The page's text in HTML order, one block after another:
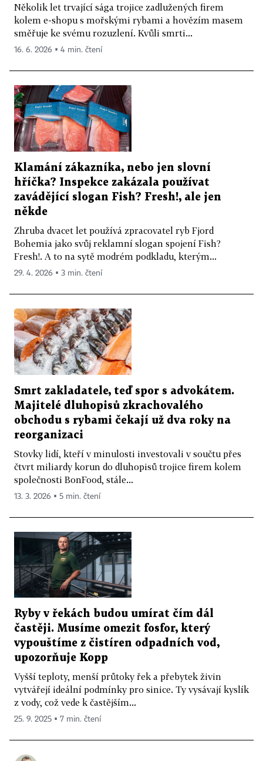
Několik let trvající sága trojice zadlužených firem
kolem e-shopu s mořskými rybami a hovězím masem
směřuje ke svému rozuzlení. Kvůli smrti...
16. 6. 2026 ▪ 4 min. čtení
Klamání zákazníka, nebo jen slovní
hříčka? Inspekce zakázala používat
zavádějící slogan Fish? Fresh!, ale jen
někde
Zhruba dvacet let používá zpracovatel ryb Fjord
Bohemia jako svůj reklamní slogan spojení Fish?
Fresh!. A to na sytě modrém podkladu, kterým...
29. 4. 2026 ▪ 3 min. čtení
Smrt zakladatele, teď spor s advokátem.
Majitelé dluhopisů zkrachovalého
obchodu s rybami čekají už dva roky na
reorganizaci
Stovky lidí, kteří v minulosti investovali v součtu přes
čtvrt miliardy korun do dluhopisů trojice firem kolem
společnosti BonFood, stále...
13. 3. 2026 ▪ 5 min. čtení
Ryby v řekách budou umírat čím dál
častěji. Musíme omezit fosfor, který
vypouštíme z čistíren odpadních vod,
upozorňuje Kopp
Vyšší teploty, menší průtoky řek a přebytek živin
vytvářejí ideální podmínky pro sinice. Ty vysávají kyslík
z vody, což vede k častějším...
25. 9. 2025 ▪ 7 min. čtení